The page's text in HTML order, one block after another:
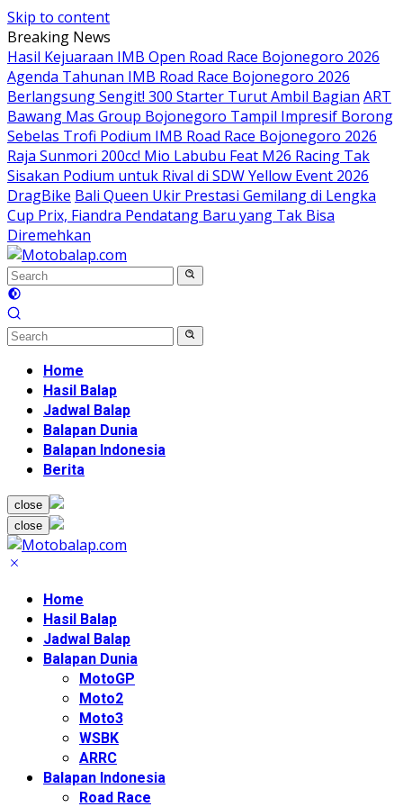
Skip to content
Breaking News
Hasil Kejuaraan IMB Open Road Race Bojonegoro 2026
Agenda Tahunan IMB Road Race Bojonegoro 2026
Berlangsung Sengit! 300 Starter Turut Ambil Bagian ART
Bawang Mas Group Bojonegoro Tampil Impresif Borong
Sebelas Trofi Podium IMB Road Race Bojonegoro 2026
Raja Sunmori 200cc! Mio Labubu Feat M26 Racing Tak
Sisakan Podium untuk Rival di SDW Yellow Event 2026
DragBike Bali Queen Ukir Prestasi Gemilang di Lengka
Cup Prix, Fiandra Pendatang Baru yang Tak Bisa
Diremehkan
Home
Hasil Balap
Jadwal Balap
Balapan Dunia
Balapan Indonesia
Berita
close
close
Home
Hasil Balap
Jadwal Balap
Balapan Dunia
MotoGP
Moto2
Moto3
WSBK
ARRC
Balapan Indonesia
Road Race